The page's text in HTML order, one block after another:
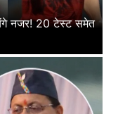
नजर! 20 टेस्ट समेत